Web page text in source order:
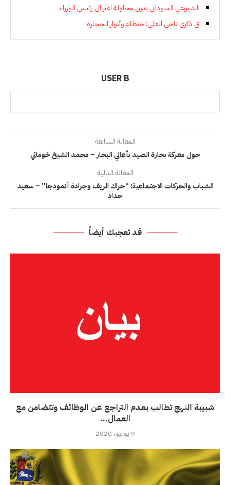
الشيوعي السوداني يدين محاولة اغتيال رئيس الوزراء
في ذكرى ناجي العلي: حنظلة وأنوار الحجارة
USER B
المقالة السابقة
حول معركة بحارة الصيد بأعالي البحار – محمد الشيخ خوماني
المقالة التالية
الشباب والحركات الاجتماعية: “حراك الريف وجرادة أنمودجا” – سعيد
حداد
قد تعجبك أيضاً
شبيبة النهج تطالب بعدم التراجع عن الوظائف وتتضامن مع
العمال...
9 يونيو، 2020